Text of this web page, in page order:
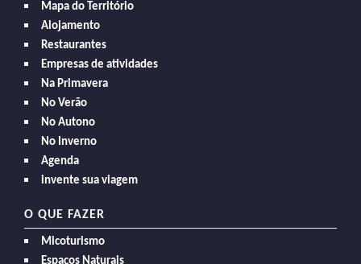
Mapa do Território
Alojamento
Restaurantes
Empresas de atividades
Na Primavera
No Verão
No Autono
No Inverno
Agenda
invente sua viagem
O QUE FAZER
Micoturismo
Espaços Naturais